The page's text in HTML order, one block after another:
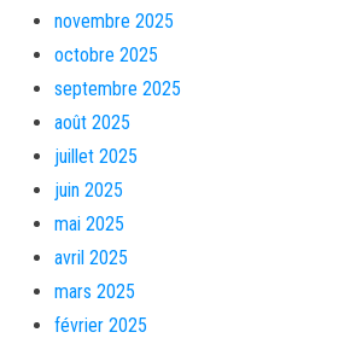
novembre 2025
octobre 2025
septembre 2025
août 2025
juillet 2025
juin 2025
mai 2025
avril 2025
mars 2025
février 2025